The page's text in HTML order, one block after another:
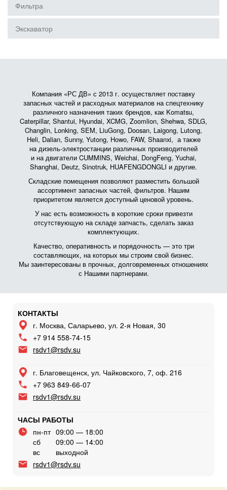
Фильтра
Экскаватор
Компания «РС ДВ» с 2013 г. осуществляет поставку
запасных частей и расходных материалов на спецтехнику
различного назначения таких брендов, как Komatsu,
Caterpillar, Shantui, Hyundai, XCMG, Zoomlion, Shehwa, SDLG,
Changlin, Lonking, SEM, LiuGong, Doosan, Laigong, Lutong,
Heli, Dalian, Sunny, Yutong, Howo, FAW, Shaanxi, а также
на дизель-электростанции различных производителей
и на двигатели CUMMINS, Weichai, DongFeng, Yuchai,
Shanghai, Deutz, Sinotruk, HUAFENGDONGLI и другие.
Складские помещения позволяют разместить большой
ассортимент запасных частей, фильтров. Нашим
приоритетом является доступный ценовой уровень.
У нас есть возможность в короткие сроки привезти
отсутствующую на складе запчасть, сделать заказ
комплектующих.
Качество, оперативность и порядочность — это три
составляющих, на которых мы строим свой бизнес.
Мы заинтересованы в прочных, долговременных отношениях
с Нашими партнерами.
КОНТАКТЫ
г. Москва, Саларьево, ул. 2-я Новая, 30
+7 914 558-74-15
rsdv1@rsdv.su
г. Благовещенск, ул. Чайковского, 7, оф. 216
+7 963 849-66-07
rsdv1@rsdv.su
ЧАСЫ РАБОТЫ
пн-пт 09:00 — 18:00
сб
09:00 — 14:00
вс
выходной
rsdv1@rsdv.su